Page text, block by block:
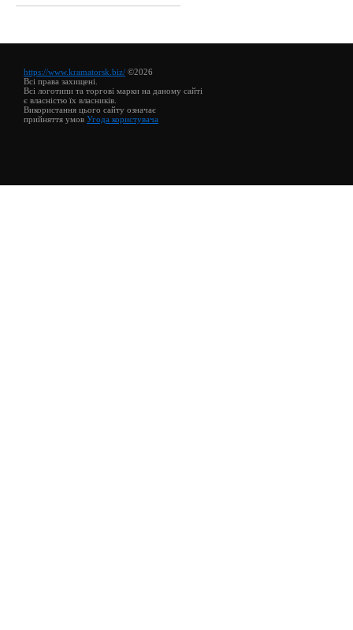
https://www.kramatorsk.biz/ ©2026
Всі права захищені.
Всі логотипи та торгові марки на даному сайті
є власністю їх власників.
Використання цього сайту означає
прийняття умов Угода користувача